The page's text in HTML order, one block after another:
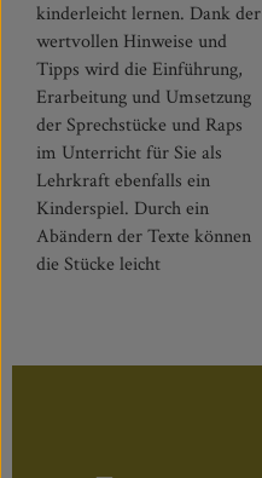
kinderleicht lernen. Dank der
wertvollen Hinweise und
Tipps wird die Einführung,
Erarbeitung und Umsetzung
der Sprechstücke und Raps
im Unterricht für Sie als
Lehrkraft ebenfalls ein
Kinderspiel. Durch ein
Abändern der Texte können
die Stücke leicht